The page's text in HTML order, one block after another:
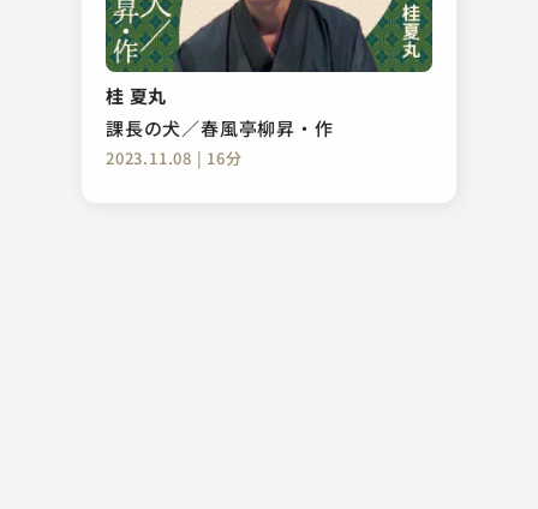
桂 夏丸
課長の犬／春風亭柳昇・作
2023.11.08 | 16分
昔昔亭 桃之助
粗忽長屋
2023.11.09 | 17分